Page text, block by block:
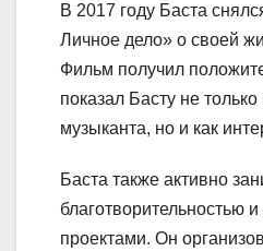
В 2017 году Баста
Личное дело» о своей
Фильм получил
показал Басту не только
музыканта, но и как
Баста также активно
благотворительностью
проектами. Он